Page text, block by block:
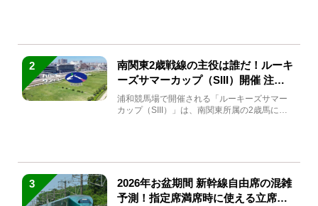
2
南関東2歳戦線の主役は誰だ！ルーキ
ーズサマーカップ（SIII）開催 注目
馬と見どころをチェック
浦和競馬場で開催される「ルーキーズサマー
カップ（SIII）」は、南関東所属の2歳馬によ
3
2026年お盆期間 新幹線自由席の混雑
予測！指定席満席時に使える立席特